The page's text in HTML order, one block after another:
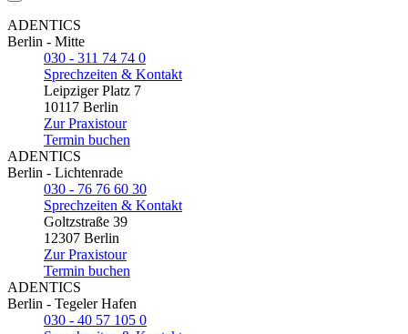
ADENTICS
Berlin - Mitte
030 - 311 74 74 0
Sprechzeiten & Kontakt
Leipziger Platz 7
10117 Berlin
Zur Praxistour
Termin buchen
ADENTICS
Berlin - Lichtenrade
030 - 76 76 60 30
Sprechzeiten & Kontakt
Goltzstraße 39
12307 Berlin
Zur Praxistour
Termin buchen
ADENTICS
Berlin - Tegeler Hafen
030 - 40 57 105 0